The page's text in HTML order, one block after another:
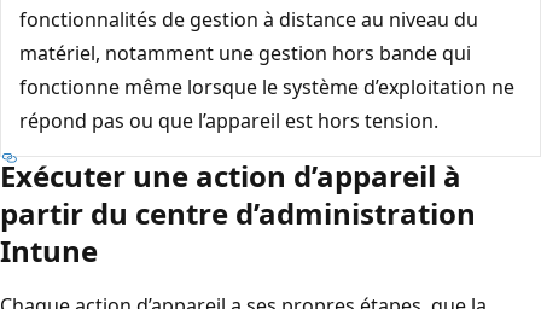
fonctionnalités de gestion à distance au niveau du
matériel, notamment une gestion hors bande qui
fonctionne même lorsque le système d’exploitation ne
répond pas ou que l’appareil est hors tension.
Exécuter une action d’appareil à
partir du centre d’administration
Intune